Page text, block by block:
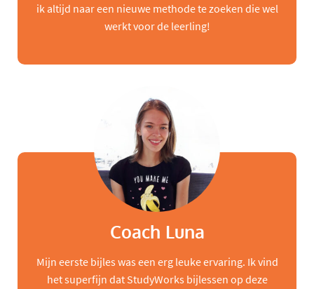
ik altijd naar een nieuwe methode te zoeken die wel
werkt voor de leerling!
Coach Luna
Mijn eerste bijles was een erg leuke ervaring. Ik vind
het superfijn dat StudyWorks bijlessen op deze